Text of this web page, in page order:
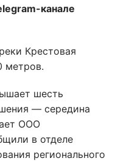
канале
Крестовая
метров.
шесть
— середина
ООО
в отделе
регионального